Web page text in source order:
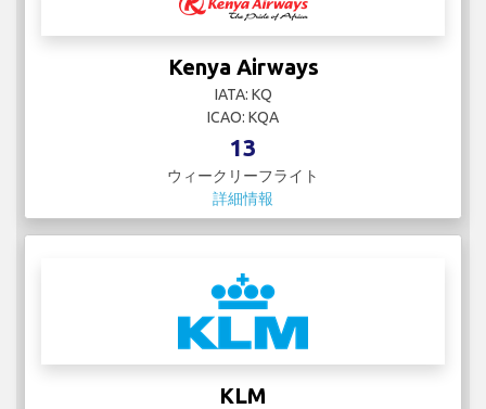
Kenya Airways
IATA: KQ
ICAO: KQA
13
ウィークリーフライト
詳細情報
KLM